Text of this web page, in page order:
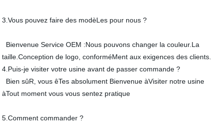
3.Vous pouvez faire des modèLes pour nous ?
Bienvenue Service OEM :Nous pouvons changer la couleur.La
taille.Conception de logo, conforméMent aux exigences des clients.
4.Puis-je visiter votre usine avant de passer commande ?
Bien sûR, vous êTes absolument Bienvenue àVisiter notre usine
àTout moment vous vous sentez pratique
5.Comment commander ?